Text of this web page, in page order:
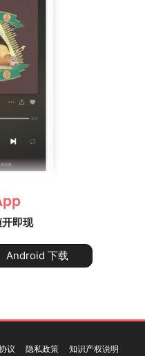
即现
Android 下载
议 隐私政策 知识产权说明